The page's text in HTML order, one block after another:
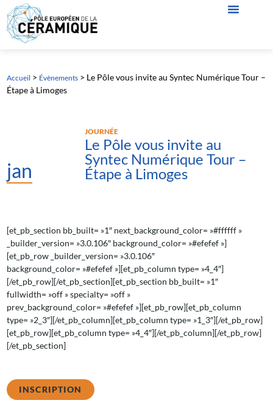
Accueil > Évènements > Le Pôle vous invite au Syntec Numérique Tour –
Étape à Limoges
jan
JOURNÉE
Le Pôle vous invite au
Syntec Numérique Tour –
Étape à Limoges
[et_pb_section bb_built= »1″ next_background_color= »#ffffff »
_builder_version= »3.0.106″ background_color= »#efefef »]
[et_pb_row _builder_version= »3.0.106″
background_color= »#efefef »][et_pb_column type= »4_4″]
[/et_pb_row][/et_pb_section][et_pb_section bb_built= »1″
fullwidth= »off » specialty= »off »
prev_background_color= »#efefef »][et_pb_row][et_pb_column
type= »2_3″][/et_pb_column][et_pb_column type= »1_3″][/et_pb_row]
[et_pb_row][et_pb_column type= »4_4″][/et_pb_column][/et_pb_row]
[/et_pb_section]
INSCRIPTION